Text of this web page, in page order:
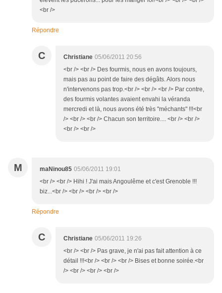
<br />
Répondre
C Christiane 05/06/2011 20:56
<br /> <br /> Des fourmis, nous en avons toujours,
mais pas au point de faire des dégâts. Alors nous
n'intervenons pas trop.<br /> <br /> <br /> Par contre,
des fourmis volantes avaient envahi la véranda
mercredi et là, nous avons été très "méchants" !!!<br
/> <br /> <br /> Chacun son territoire.... <br /> <br />
<br /> <br />
M maNinou85 05/06/2011 19:01
<br /> <br /> Hihi ! J'ai mais Angoulême et c'est Grenoble !!!
biz...<br /> <br /> <br /> <br />
Répondre
C Christiane 05/06/2011 19:26
<br /> <br /> Pas grave, je n'ai pas fait attention à ce
détail !!!<br /> <br /> <br /> Bises et bonne soirée.<br
/> <br /> <br /> <br />